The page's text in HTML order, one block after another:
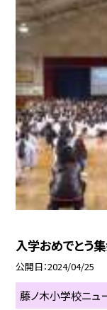
入学おめでとう
公開日 2024/04/25
藤ノ木小学校ニュ